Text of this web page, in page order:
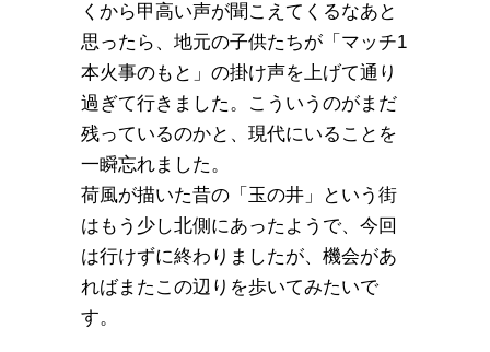
くから甲高い声が聞こえてくるなあと
思ったら、地元の子供たちが「マッチ1
本火事のもと」の掛け声を上げて通り
過ぎて行きました。こういうのがまだ
残っているのかと、現代にいることを
一瞬忘れました。
荷風が描いた昔の「玉の井」という街
はもう少し北側にあったようで、今回
は行けずに終わりましたが、機会があ
ればまたこの辺りを歩いてみたいで
す。